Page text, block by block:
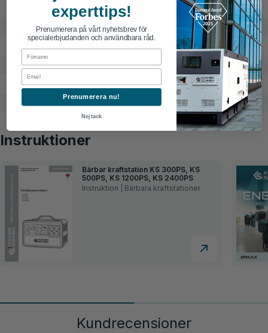
Skyddsklass
IP23
Nettomått (LxBxH), mm
409×299×307
481×369×364
Nettovikt, kg
25.9
Bruttovikt, kg
25.9
SKU
KS 2400PS
4260405366989
Instruktioner
Bärbar kraftstation KS 300PS, KS
500PS, KS 1200PS, KS 2400PS
Instruktion | Bärbara kraftstationer
Kundrecensioner
experttips!
Prenumerera på vårt nyhetsbrev för
specialerbjudanden och användbara råd.
First Name
Email
Prenumerera nu!
Nej tack